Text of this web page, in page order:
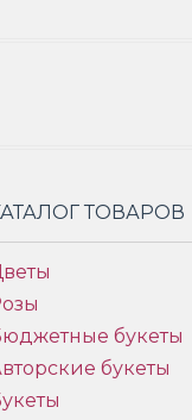
ТОВАРОВ
букеты
букеты